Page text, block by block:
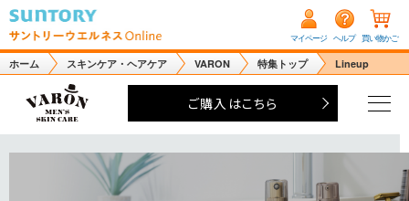
マイページ ヘルプ 買い物かご
ホーム スキンケア・ヘアケア VARON 特集トップ Lineup
ご購入はこちら